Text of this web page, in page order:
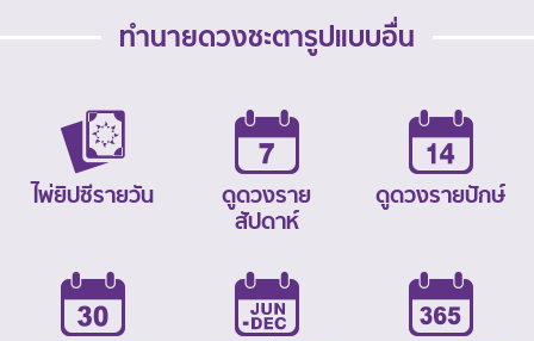
ทำนายดวงชะตารูปแบบอื่น
ไพ่ยิปซีรายวัน
ดูดวงราย
สัปดาห์
ดูดวงรายปักษ์